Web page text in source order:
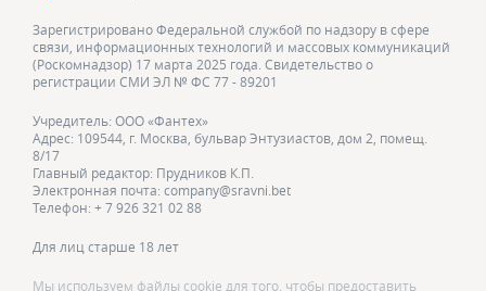
Зарегистрировано Федеральной службой по надзору в сфере
связи, информационных технологий и массовых коммуникаций
(Роскомнадзор) 17 марта 2025 года. Свидетельство о
регистрации СМИ ЭЛ № ФС 77 - 89201
Учредитель: ООО «Фантех»
Адрес: 109544, г. Москва, бульвар Энтузиастов, дом 2, помещ.
8/17
Главный редактор: Прудников К.П.
Электронная почта: company@sravni.bet
Телефон: + 7 926 321 02 88
Для лиц старше 18 лет
Мы используем файлы cookie для того, чтобы предоставить